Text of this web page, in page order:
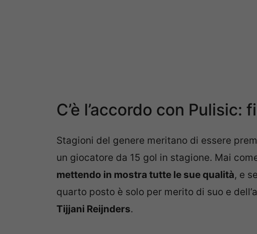
C’è l’accordo con
Stagioni del genere meritano di essere
un giocatore da 15 gol in stagione. Mai
mettendo in mostra tutte le sue qualità, e
quarto posto è solo per merito di suo e
Tijjani Reijnders.